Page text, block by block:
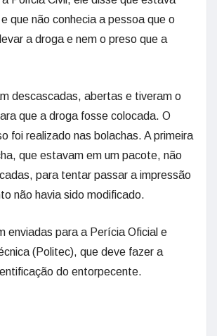
que não conhecia a pessoa que o
a droga e nem o preso que a
descascadas, abertas e tiveram o
que a droga fosse colocada. O
foi realizado nas bolachas. A primeira
que estavam em um pacote, não
para tentar passar a impressão
não havia sido modificado.
enviadas para a Perícia Oficial e
(Politec), que deve fazer a
do entorpecente.